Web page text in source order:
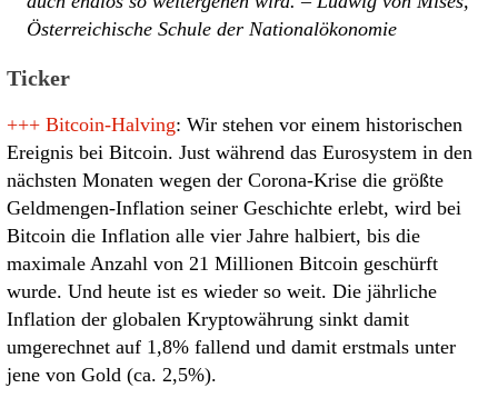
Österreichische Schule der Nationalökonomie
Ticker
+++ Bitcoin-Halving: Wir stehen vor einem historischen
Ereignis bei Bitcoin. Just während das Eurosystem in den
nächsten Monaten wegen der Corona-Krise die größte
Geldmengen-Inflation seiner Geschichte erlebt, wird bei
Bitcoin die Inflation alle vier Jahre halbiert, bis die
maximale Anzahl von 21 Millionen Bitcoin geschürft
wurde. Und heute ist es wieder so weit. Die jährliche
Inflation der globalen Kryptowährung sinkt damit
umgerechnet auf 1,8% fallend und damit erstmals unter
jene von Gold (ca. 2,5%).